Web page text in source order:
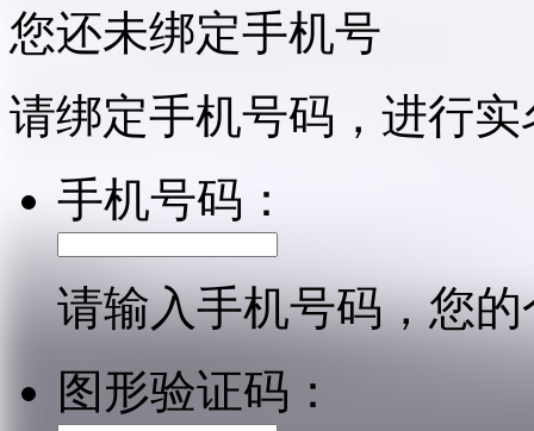
您还未绑定手机号
请绑定手机号码，进行
手机号码：
请输入手机号码，您
图形验证码：